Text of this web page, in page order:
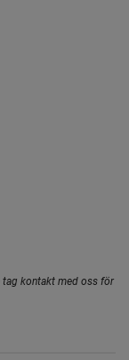
tag kontakt med oss för